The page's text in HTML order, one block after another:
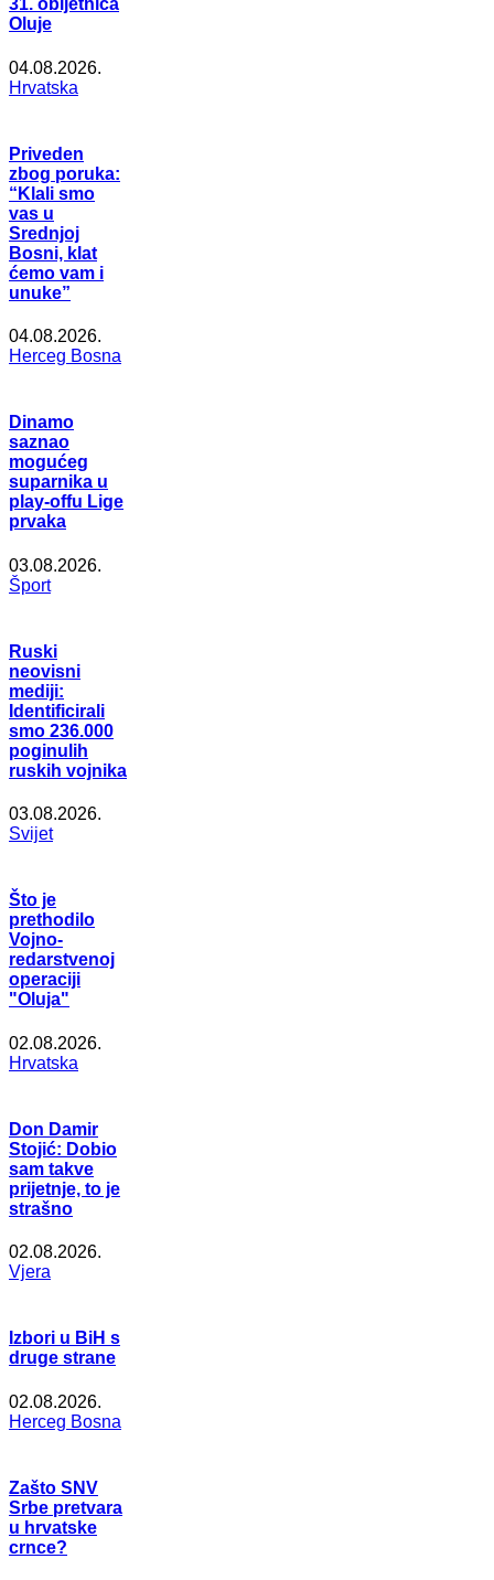
31. obljetnica
Oluje
04.08.2026.
Hrvatska
Priveden
zbog poruka:
“Klali smo
vas u
Srednjoj
Bosni, klat
ćemo vam i
unuke”
04.08.2026.
Herceg Bosna
Dinamo
saznao
mogućeg
suparnika u
play-offu Lige
prvaka
03.08.2026.
Šport
Ruski
neovisni
mediji:
Identificirali
smo 236.000
poginulih
ruskih vojnika
03.08.2026.
Svijet
Što je
prethodilo
Vojno-
redarstvenoj
operaciji
"Oluja"
02.08.2026.
Hrvatska
Don Damir
Stojić: Dobio
sam takve
prijetnje, to je
strašno
02.08.2026.
Vjera
Izbori u BiH s
druge strane
02.08.2026.
Herceg Bosna
Zašto SNV
Srbe pretvara
u hrvatske
crnce?